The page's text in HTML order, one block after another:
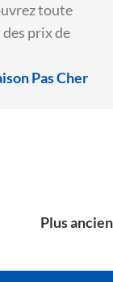
toute
prix de
Pas Cher
Plus ancien